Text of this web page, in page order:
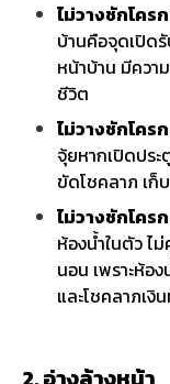
ไม่วางชักโคร
บ้านคือจุดเปิด
หน้าบ้าน มีควา
ชีวิต
ไม่วางชักโคร
จุ้ยหากเปิดปร
ขัดโชคลาภ เก็
ไม่วางชักโค
ห้องน้ำในตัว ไ
นอน เพราะห้อ
และโชคลาภเงิ